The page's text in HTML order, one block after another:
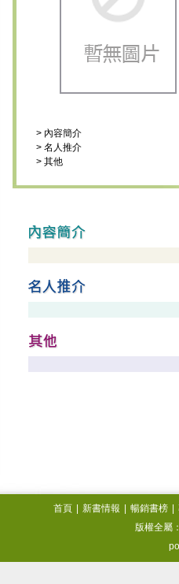
> 內容簡介
> 名人推介
> 其他
首頁 新書情報 暢銷書榜
版權全屬